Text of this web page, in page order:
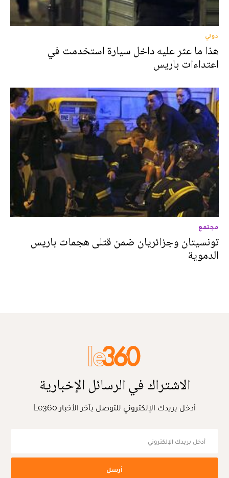
دولي
هذا ما عثر عليه داخل سيارة استخدمت في
اعتداءات باريس
مجتمع
تونسيتان وجزائريان ضمن قتلى هجمات باريس
الدموية
الاشتراك في الرسائل الإخبارية
أدخل بريدك الإلكتروني للتوصل بآخر الأخبار Le360
أرسل